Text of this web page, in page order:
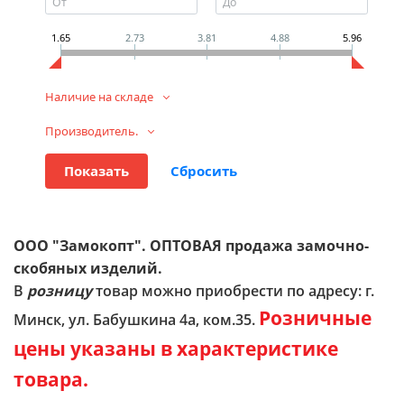
1.65 2.73 3.81 4.88 5.96
Наличие на складе
Производитель.
ООО "Замокопт". ОПТОВАЯ продажа замочно-
скобяных изделий.
В розницутовар можно приобрести по адресу: г.
Минск, ул. Бабушкина 4а, ком.35. Розничные
цены указаны в характеристике
товара.